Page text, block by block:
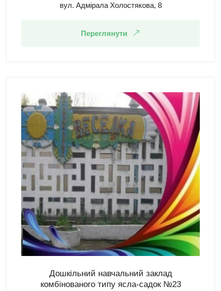
вул. Адмірала Холостякова, 8
Переглянути
Дошкільний навчальний заклад
комбінованого типу ясла-садок №23